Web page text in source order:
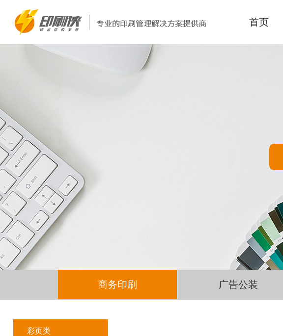
首页
商务印刷 广告公装
彩页类